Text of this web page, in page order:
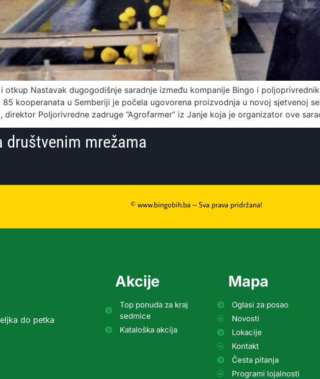
otkup Nastavak dugogodišnje saradnje između kompanije Bingo i
kooperanata u Semberiji je počela ugovorena proizvodnja u novoj sjetvenoj
direktor Poljorivredne zadruge “Agrofarmer” iz Janje koja je organizator ove
društvenim mrežama
© www.bingobih.ba – Sva prava pridržana!
do petka
Akcije
Top ponuda za kraj
sedmice
Kataloška akcija
Mapa
Oglasi za posao
Novosti
Lokacije
Kontakt
Česta pitanja
Programi lojalnosti